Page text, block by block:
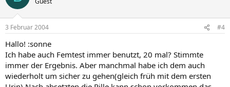
3 Februar 2004 #4
Hallo! :sonne
Ich habe auch Femtest immer benutzt, 20 mal? Stimmte
immer der Ergebnis. Aber manchmal habe ich dem auch
wiederholt um sicher zu gehen(gleich früh mit dem ersten